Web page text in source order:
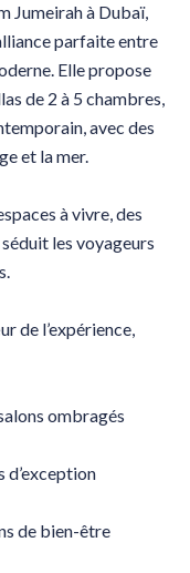
Jumeirah à Dubaï,
parfaite entre
Elle propose
de 2 à 5 chambres,
avec des
et la mer.
à vivre, des
les voyageurs
de l’expérience,
ombragés
d’exception
de bien-être